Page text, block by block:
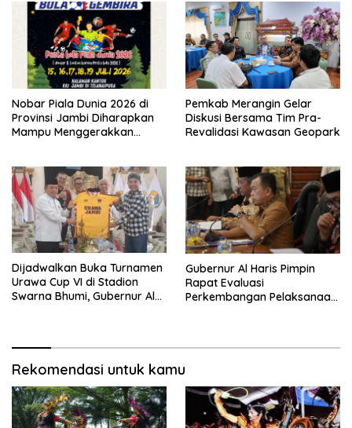
Nobar Piala Dunia 2026 di
Provinsi Jambi Diharapkan
Mampu Menggerakkan
Pemkab Merangin Gelar
Diskusi Bersama Tim Pra-
Revalidasi Kawasan Geopark
Dijadwalkan Buka Turnamen
Urawa Cup VI di Stadion
Swarna Bhumi, Gubernur Al
Gubernur Al Haris Pimpin
Rapat Evaluasi
Perkembangan Pelaksanaan
Rekomendasi untuk kamu